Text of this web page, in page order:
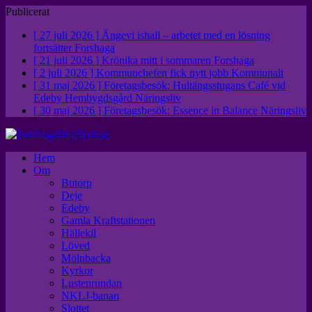
Publicerat
[ 27 juli 2026 ] Ängevi ishall – arbetet med en lösning
fortsätter Forshaga
[ 21 juli 2026 ] Krönika mitt i sommaren Forshaga
[ 2 juli 2026 ] Kommunchefen fick nytt jobb Kommunalt
[ 31 maj 2026 ] Företagsbesök: Hultängsstugans Café vid
Edeby Hembygdsgård Näringsliv
[ 30 maj 2026 ] Företagsbesök: Essence in Balance Näringsliv
Hem
Om
Butorp
Deje
Edeby
Gamla Kraftstationen
Hällekil
Löved
Mölnbacka
Kyrkor
Lustenrundan
NKLJ-banan
Slottet